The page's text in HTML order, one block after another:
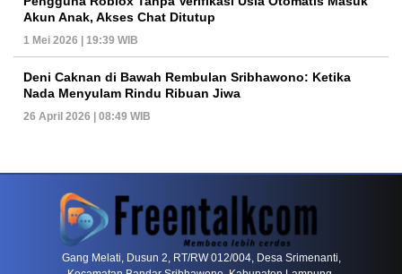
Akun Anak, Akses Chat Ditutup
1 Mei 2026 | 19:39 WIB
Deni Caknan di Bawah Rembulan Sribhawono: Ketika
Nada Menyulam Rindu Ribuan Jiwa
26 April 2026 | 08:49 WIB
PETIR800 LOGIN PETIR800 Baccarat Dan Evolusi Game Meja Digital
Gang Melati, Dusun 2, RT/RW 012/004, Desa Srimenanti,